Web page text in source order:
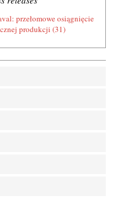
przełomowe osiągnięcie
produkcji (31)